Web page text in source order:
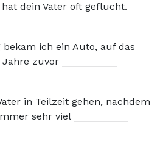
hat dein Vater oft geflucht.
bekam ich ein Auto, auf das
zuvor __________
in Teilzeit gehen, nachdem
sehr viel __________